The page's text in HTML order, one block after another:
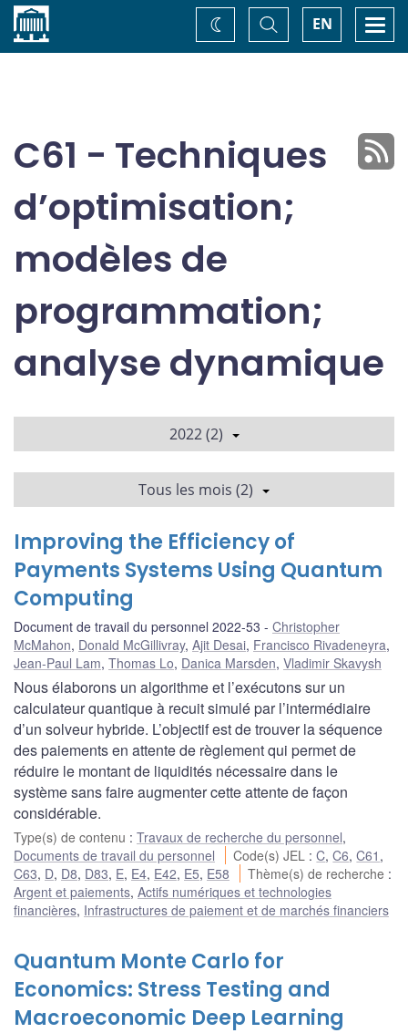
Accueil EN
Basculer
la
recherche
Changez
de
C61 - Techniques
d’optimisation;
modèles de
programmation;
analyse dynamique
2022 (2)
Tous les mois (2)
Improving the Efficiency of
Payments Systems Using Quantum
Computing
Document de travail du personnel 2022-53
Christopher
McMahon, Donald McGillivray, Ajit Desai, Francisco Rivadeneyra,
Jean-Paul Lam, Thomas Lo, Danica Marsden, Vladimir Skavysh
Nous élaborons un algorithme et l’exécutons sur un
calculateur quantique à recuit simulé par l’intermédiaire
d’un solveur hybride. L’objectif est de trouver la séquence
des paiements en attente de règlement qui permet de
réduire le montant de liquidités nécessaire dans le
système sans faire augmenter cette attente de façon
considérable.
Type(s) de contenu : Travaux de recherche du personnel,
Documents de travail du personnel
Code(s) JEL :C,C6,C61 ,
C63, D, D8, D83, E, E4, E42, E5, E58 Thème(s) de recherche :
Argent et paiements, Actifs numériques et technologies
financières, Infrastructures de paiement et de marchés financiers
Quantum Monte Carlo for
Economics: Stress Testing and
Macroeconomic Deep Learning